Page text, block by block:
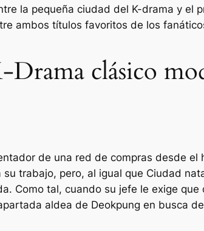
la pequeña ciudad del K-drama y el
ambos títulos favoritos de los
clásico
de una red de compras desde el
trabajo, pero, al igual que Ciudad
Como tal, cuando su jefe le exige que
aldea de Deokpung en busca